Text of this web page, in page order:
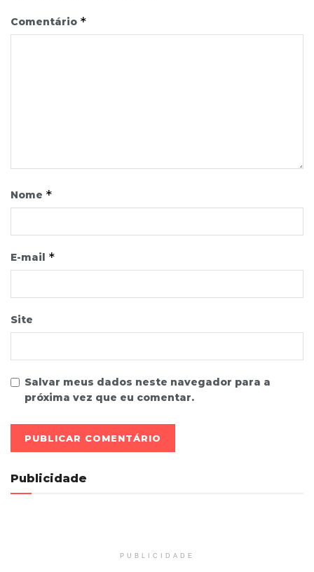
Comentário *
Nome *
E-mail *
Site
Salvar meus dados neste navegador para a
próxima vez que eu comentar.
Publicidade
PUBLICIDADE